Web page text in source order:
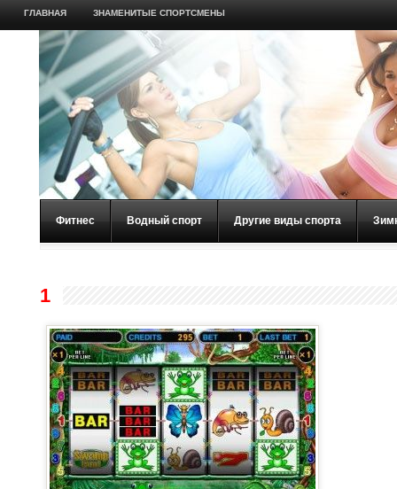
ГЛАВНАЯ ЗНАМЕНИТЫЕ СПОРТСМЕНЫ
Фитнес Водный спорт Другие виды спорта
1